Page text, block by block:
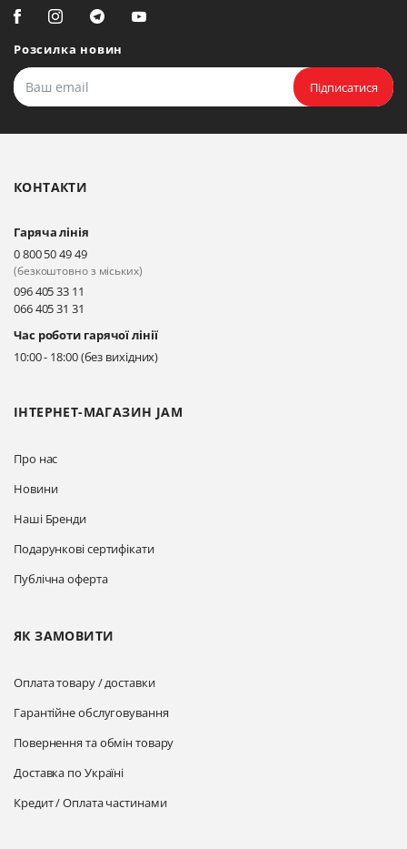
Розсилка новин
Підписатися
ІНТЕРНЕТ-МАГАЗИН JAM
Про нас
Новини
Наші Бренди
Подарункові сертифікати
Публічна оферта
ЯК ЗАМОВИТИ
Оплата товару / доставки
Гарантійне обслуговування
Повернення та обмін товару
Доставка по Україні
Кредит / Оплата частинами
КОНТАКТИ
Гаряча лінія
0 800 50 49 49
(безкоштовно з міських)
096 405 33 11
066 405 31 31
Час роботи гарячої лінії
10:00 - 18:00 (без вихідних)